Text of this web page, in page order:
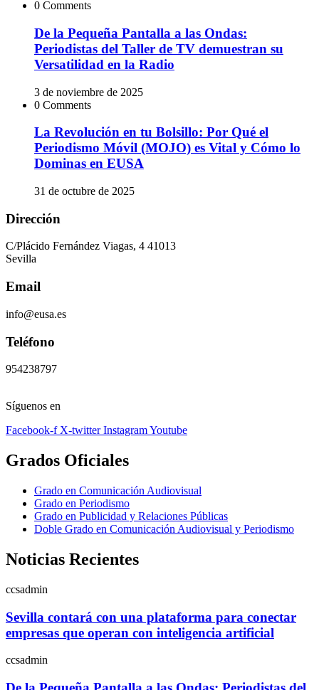
0 Comments
De la Pequeña Pantalla a las Ondas:
Periodistas del Taller de TV demuestran su
Versatilidad en la Radio
3 de noviembre de 2025
0 Comments
La Revolución en tu Bolsillo: Por Qué el
Periodismo Móvil (MOJO) es Vital y Cómo lo
Dominas en EUSA
31 de octubre de 2025
Dirección
C/Plácido Fernández Viagas, 4 41013
Sevilla
Email
info@eusa.es
Teléfono
954238797
Síguenos en
Facebook-f X-twitter InstagramYoutube
Grados Oficiales
Grado en Comunicación Audiovisual
Grado en Periodismo
Grado en Publicidad y Relaciones Públicas
Doble Grado en Comunicación Audiovisual y Periodismo
Noticias Recientes
ccsadmin
Sevilla contará con una plataforma para conectar
empresas que operan con inteligencia artificial
ccsadmin